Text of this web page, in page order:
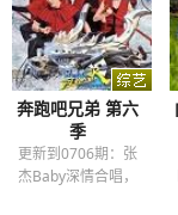
奔跑吧兄弟 第六
季
更新到0706期：张
杰Baby深情合唱，